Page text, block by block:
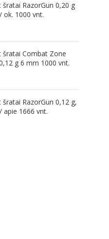
šratai RazorGun 0,20 g
ok. 1000 vnt.
šratai Combat Zone
g 6 mm 1000 vnt.
RazorGun 0,12 g,
apie 1666 vnt.